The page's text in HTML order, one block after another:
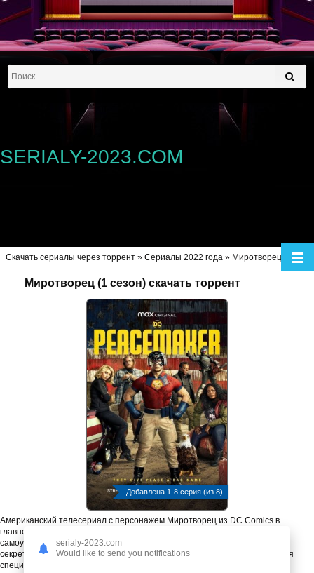
SERIALY-2023.COM
Скачать сериалы через торрент » Сериалы 2022 года » Миротворец (1 сезон)
Миротворец (1 сезон) скачать торрент
Добавлена 1-8 серия (из 8)
Американский телесериал с персонажем Миротворец из DC Comics в
главной роли. События сериала происходят после фильма «Отряд
самоубийц: Миссия навылет». Кристофер Смит присоединяется к
секретному отряду спецназа АРГУС «Проект Бабочка» для уничтожения
специальных существ, угрожающих всему человечеству.
serialy-2023.com
Would like to send you notifications